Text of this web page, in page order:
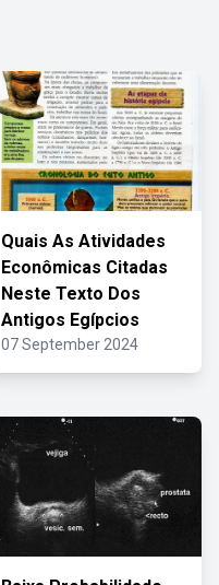
Quais As Atividades
Econômicas Citadas
Neste Texto Dos
Antigos Egípcios
07 September 2024